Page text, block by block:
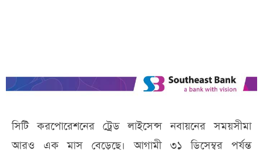
সিটি করপোরেশনের ট্রেড লাইসেন্স নবায়নের সময়সীমা
আরও এক মাস বেড়েছে। আগামী ৩১ ডিসেম্বর পর্যন্ত